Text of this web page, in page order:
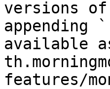
versions of
appending
available
features/